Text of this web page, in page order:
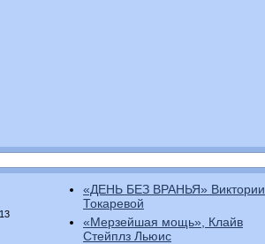
«ДЕНЬ БЕЗ ВРАНЬЯ» Виктории
Токаревой
«Мерзейшая мощь», Клайв
Стейплз Льюис